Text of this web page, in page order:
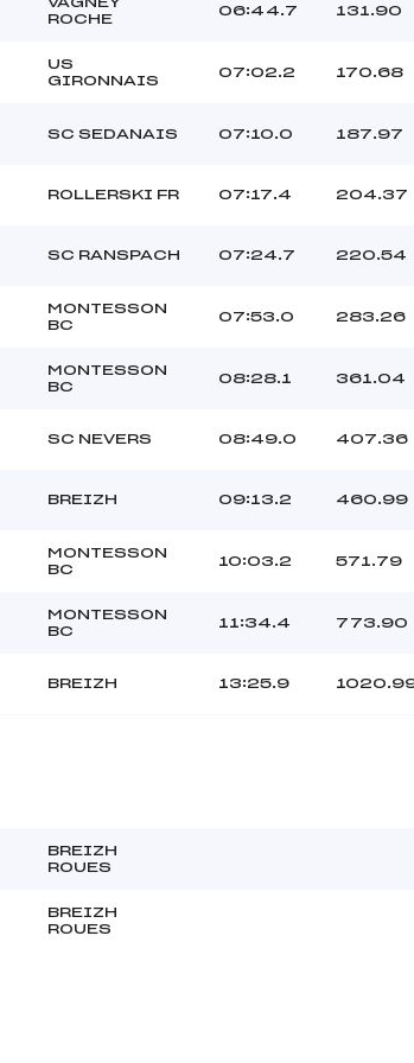
ROCHE
06:44.7 131.90
US
GIRONNAIS
07:02.2 170.68
SC SEDANAIS 07:10.0 187.97
ROLLERSKI FR 07:17.4 204.37
SC RANSPACH 07:24.7 220.54
MONTESSON
BC
07:53.0 283.26
MONTESSON
BC
08:28.1 361.04
SC NEVERS 08:49.0 407.36
BREIZH 09:13.2 460.99
MONTESSON
BC
10:03.2 571.79
MONTESSON
BC
11:34.4 773.90
BREIZH 13:25.9
BREIZH
ROUES
BREIZH
ROUES